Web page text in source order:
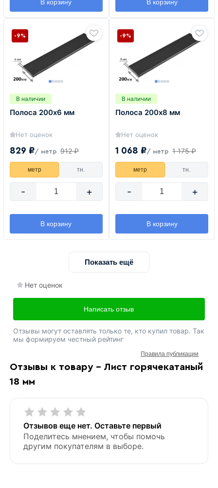
В корзину В корзину
В наличии
Полоса 200х6 мм
Нет оценок
829 ₽/ метр 912 ₽
-9%
метр тн.
- +
В корзину
В наличии
Полоса 200х8 мм
Нет оценок
1 068 ₽/ метр 1 175 ₽
-9%
метр тн.
- +
В корзину
Показать ещё
Отзывы к товару - Лист горячекатаный
18 мм
Отзывов еще нет. Оставьте первый
Поделитесь мнением, чтобы помочь
другим покупателям в выборе.
Нет оценок
Написать отзыв
Отзывы могут оставлять только те, кто купил товар. Так
мы формируем честный рейтинг
Правила публикации